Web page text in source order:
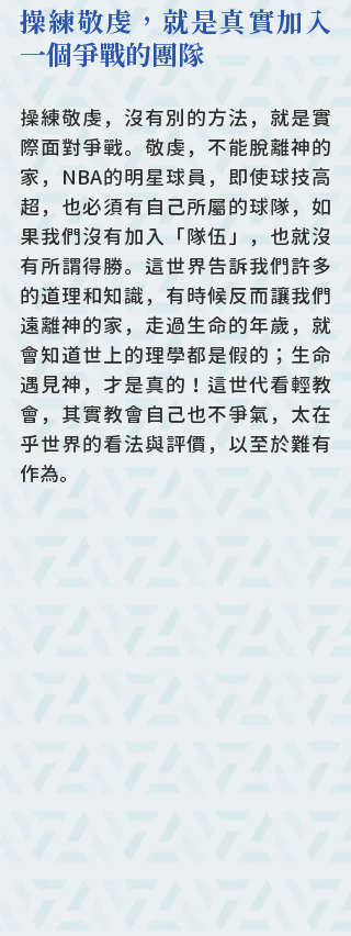
操練敬虔，就是真實加入
一個爭戰的團隊
操練敬虔，沒有別的方法，就是實
際面對爭戰。敬虔，不能脫離神的
家，NBA的明星球員，即使球技高
超，也必須有自己所屬的球隊，如
果我們沒有加入「隊伍」，也就沒
有所謂得勝。這世界告訴我們許多
的道理和知識，有時候反而讓我們
遠離神的家，走過生命的年歲，就
會知道世上的理學都是假的；生命
遇見神，才是真的！這世代看輕教
會，其實教會自己也不爭氣，太在
乎世界的看法與評價，以至於難有
作為。